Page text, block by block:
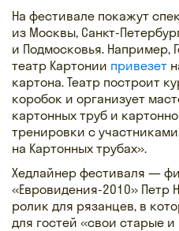
На фестивале покажут
из Москвы, Санкт-
и Подмосковья. Например,
театр Картонии привезет
картона. Театр построит
коробок и организует
картонных труб и
тренировки с
на Картонных трубах».
Хедлайнер фестиваля —
«Евровидения-2010» Петр
ролик для рязанцев, в
для гостей «свои старые